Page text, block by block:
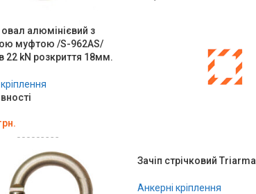
овал алюмінієвий з
муфтою /S-962AS/
22 kN розкриття 18мм.
000003233
В КОШИК Зачіп стрічковий Triarma
Анкерні кріплення